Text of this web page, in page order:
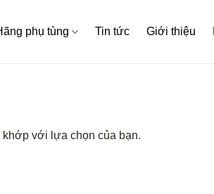
phụ tùng Tin tức Giới thiệu
khớp với lựa chọn của bạn.